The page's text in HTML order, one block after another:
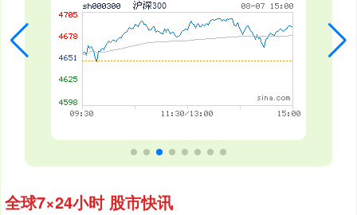
全球7×24小时 股市快讯